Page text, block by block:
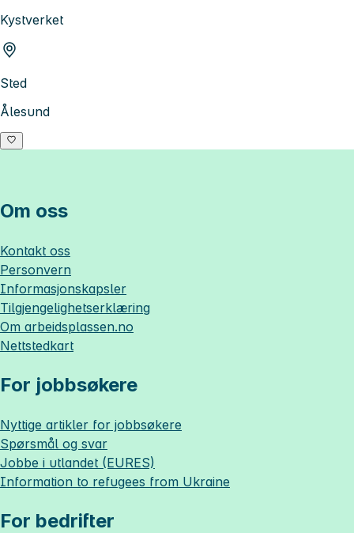
Kystverket
Sted
Ålesund
Om oss
Kontakt oss
Personvern
Informasjonskapsler
Tilgjengelighetserklæring
Om arbeidsplassen.no
Nettstedkart
For jobbsøkere
Nyttige artikler for jobbsøkere
Spørsmål og svar
Jobbe i utlandet (EURES)
Information to refugees from Ukraine
For bedrifter